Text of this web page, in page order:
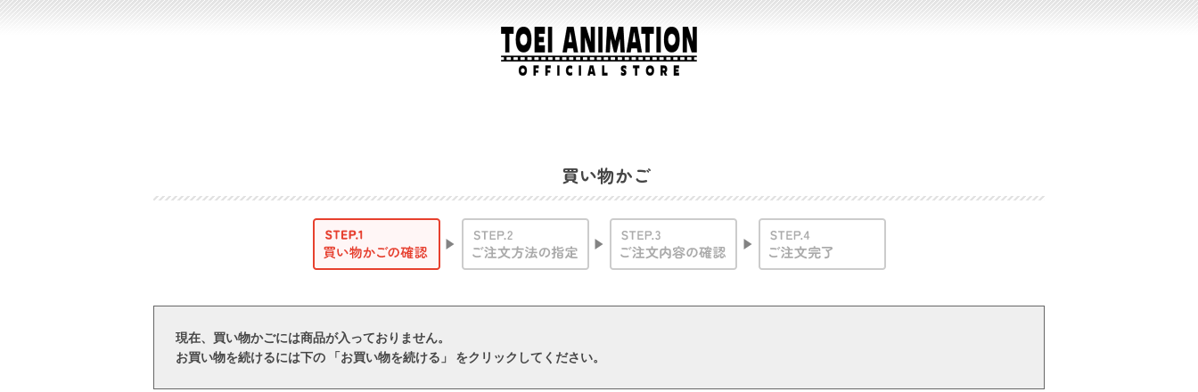
買い物かご
現在、買い物かごには商品が入っておりません。
お買い物を続けるには下の 「お買い物を続ける」 をクリックしてください。